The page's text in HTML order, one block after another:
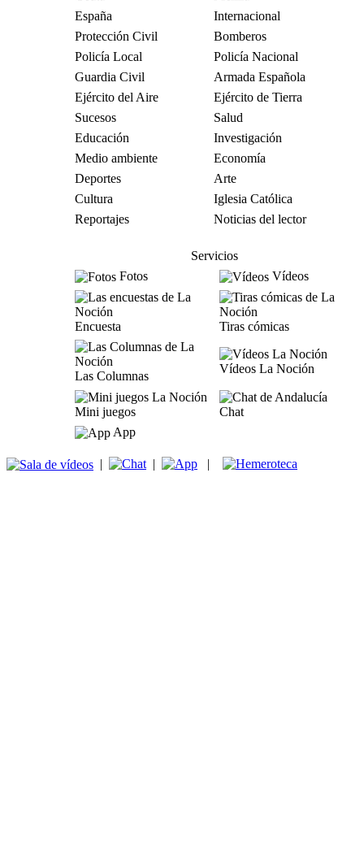
España
Internacional
Protección Civil
Bomberos
Policía Local
Policía Nacional
Guardia Civil
Armada Española
Ejército del Aire
Ejército de Tierra
Sucesos
Salud
Educación
Investigación
Medio ambiente
Economía
Deportes
Arte
Cultura
Iglesia Católica
Reportajes
Noticias del lector
Servicios
Fotos
Vídeos
Encuesta Tiras cómicas
Las Columnas
Vídeos La Noción
Mini juegos
Chat
App
| | |